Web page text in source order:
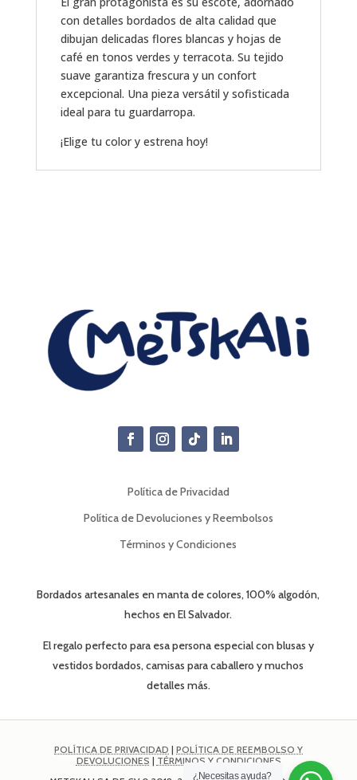
con detalles bordados de alta calidad que
dibujan delicadas flores blancas y hojas de
café en tonos verdes y terracota. Su tejido
suave garantiza frescura y un confort
excepcional. Una pieza versátil y sofisticada
ideal para tu guardarropa.
¡Elige tu color y estrena hoy!
Política de Privacidad
Política de Devoluciones y Reembolsos
Términos y Condiciones
Bordados artesanales en manta de colores, 100% algodón,
hechos en El Salvador.
El regalo perfecto para esa persona especial con blusas y
vestidos bordados, camisas para caballero y muchos
detalles más.
POLÍTICA DE PRIVACIDAD | POLÍTICA DE REEMBOLSO Y
DEVOLUCIONES | TÉRMINOS Y CONDICIONES
¿Necesitas ayuda?